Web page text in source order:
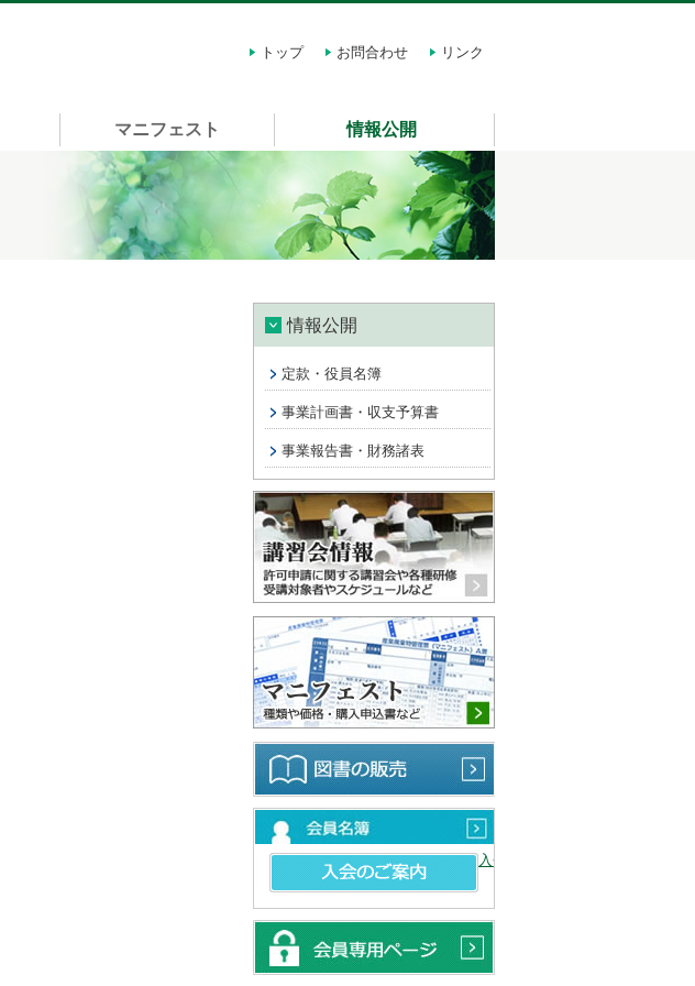
トップ
お問合わせ リンク
マニフェスト 情報公開
情報公開
定款・役員名簿
事業計画書・収支予算書
事業報告書・財務諸表
入会のご案内